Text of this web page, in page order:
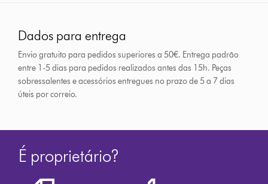
Dados para entrega
Envio gratuito para pedidos superiores a 50€. Entrega padrão
entre 1-5 dias para pedidos realizados antes das 15h. Peças
sobressalentes e acessórios entregues no prazo de 5 a 7 dias
úteis por correio.
É proprietário?